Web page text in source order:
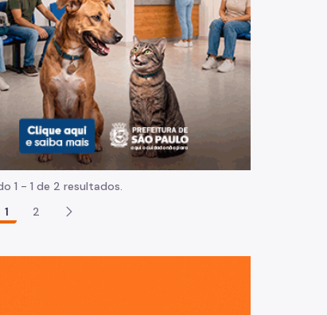
Normas e procedimentos
1 - 1 de 2 resultados.
1
2